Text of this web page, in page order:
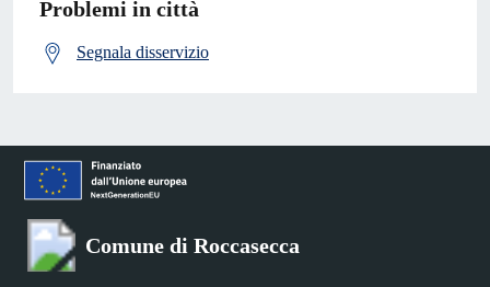
Problemi in città
Segnala disservizio
Comune di Roccasecca